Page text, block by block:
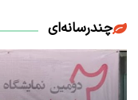
چندرسانه‌ای